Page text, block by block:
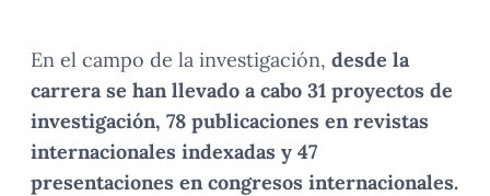
En el campo de la investigación, desde la
carrera se han llevado a cabo 31 proyectos de
investigación, 78 publicaciones en revistas
internacionales indexadas y 47
presentaciones en congresos internacionales.